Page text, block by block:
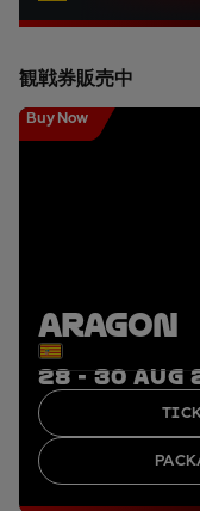
観戦券販売中
Buy Now
ARAGON
28 - 30 AUG